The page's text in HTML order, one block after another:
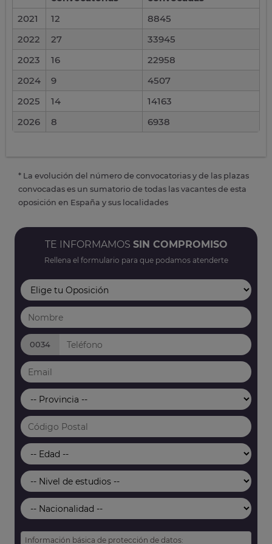
2021
12
8845
2022
27
33945
2023
16
22958
2024
9
4507
2025
14
14163
2026
8 6938
* La evolución del número de convocatorias y de las plazas
convocadas es un sumatorio de todas las vacantes de esta
oposición en España y sus localidades
TE INFORMAMOS SIN COMPROMISO
Rellena el formulario para que podamos atenderte
0034
Información básica de protección de datos: